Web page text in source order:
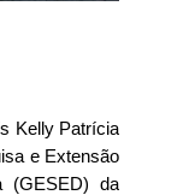
Kelly Patrícia
e Extensão
(GESED) da